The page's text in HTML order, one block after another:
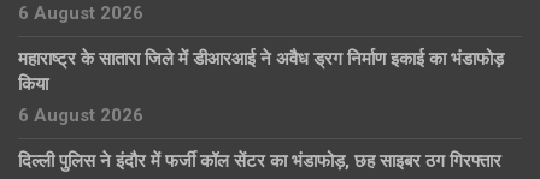
6 August 2026
महाराष्ट्र के सातारा जिले में डीआरआई ने अवैध ड्रग निर्माण इकाई का भंडाफोड़
किया
6 August 2026
दिल्ली पुलिस ने इंदौर में फर्जी कॉल सेंटर का भंडाफोड़, छह साइबर ठग गिरफ्तार